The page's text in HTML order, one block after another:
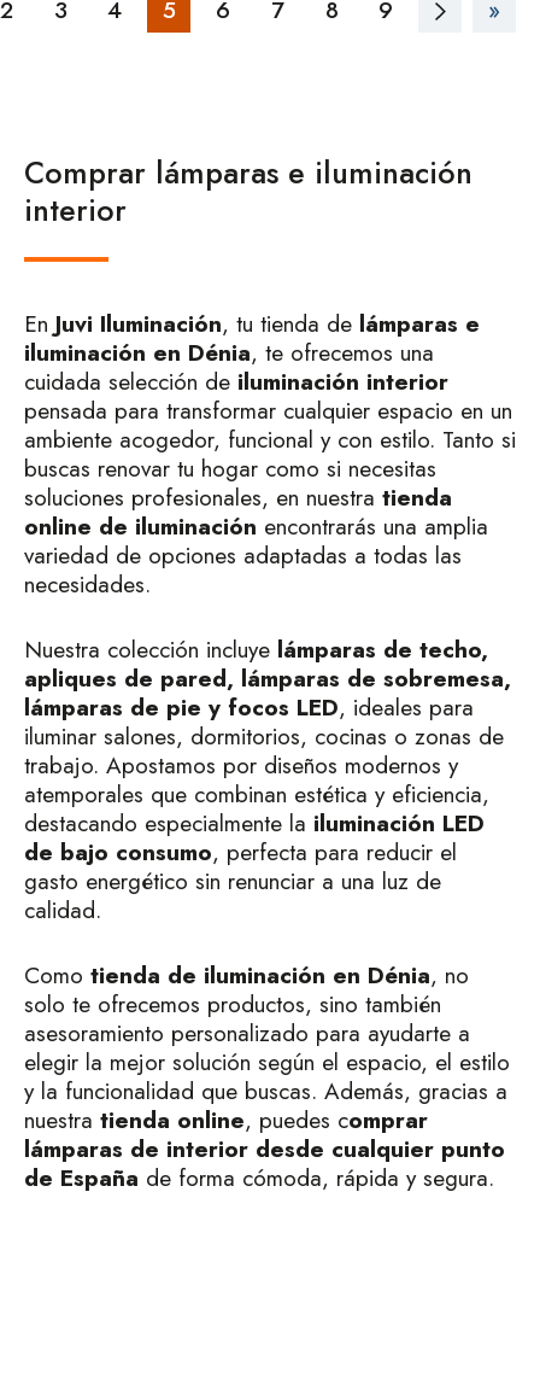
2 3 4 5 6 7 8 9 »
Comprar lámparas e iluminación
interior
En Juvi Iluminación, tu tienda de lámparas e
iluminación en Dénia, te ofrecemos una
cuidada selección de iluminación interior
pensada para transformar cualquier espacio en un
ambiente acogedor, funcional y con estilo. Tanto si
buscas renovar tu hogar como si necesitas
soluciones profesionales, en nuestra tienda
online de iluminación encontrarás una amplia
variedad de opciones adaptadas a todas las
necesidades.
Nuestra colección incluye lámparas de techo,
apliques de pared, lámparas de sobremesa,
lámparas de pie y focos LED, ideales para
iluminar salones, dormitorios, cocinas o zonas de
trabajo. Apostamos por diseños modernos y
atemporales que combinan estética y eficiencia,
destacando especialmente la iluminación LED
de bajo consumo, perfecta para reducir el
gasto energético sin renunciar a una luz de
calidad.
Como tienda de iluminación en Dénia, no
solo te ofrecemos productos, sino también
asesoramiento personalizado para ayudarte a
elegir la mejor solución según el espacio, el estilo
y la funcionalidad que buscas. Además, gracias a
nuestra tienda online, puedes comprar
lámparas de interior desde cualquier punto
de España de forma cómoda, rápida y segura.